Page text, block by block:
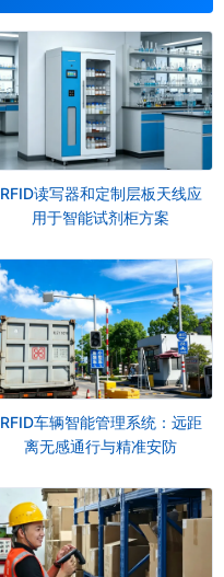
RFID读写器和定制层板天线应
用于智能试剂柜方案
RFID车辆智能管理系统：远距
离无感通行与精准安防